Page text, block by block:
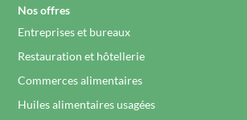
Nos offres
Entreprises et bureaux
Restauration et hôtellerie
Commerces alimentaires
Huiles alimentaires usagées